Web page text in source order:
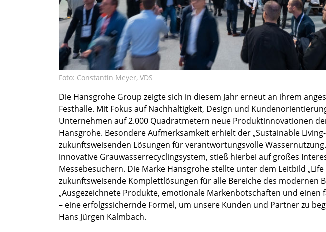
Foto: Constantin Meyer, VDS
Die Hansgrohe Group zeigte sich in diesem Jahr erneut an ihrem
Festhalle. Mit Fokus auf Nachhaltigkeit, Design und
Unternehmen auf 2.000 Quadratmetern neue Produktinnovationen
Hansgrohe. Besondere Aufmerksamkeit erhielt der „Sustainable
zukunftsweisenden Lösungen für verantwortungsvolle
innovative Grauwasserrecyclingsystem, stieß hierbei auf großes
Messebesuchern. Die Marke Hansgrohe stellte unter dem Leitbild
zukunftsweisende Komplettlösungen für alle Bereiche des modernen
„Ausgezeichnete Produkte, emotionale Markenbotschaften und einen
– eine erfolgssichernde Formel, um unsere Kunden und Partner zu
Hans Jürgen Kalmbach.